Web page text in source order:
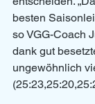
besten
so VGG-Coach
dank gut
ungewöhnlich